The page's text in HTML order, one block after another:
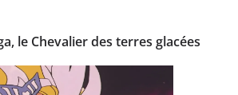
le Chevalier des terres glacées